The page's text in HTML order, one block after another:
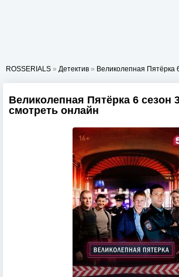
ROSSERIALS » Детектив » Великолепная Пятёрка
Великолепная Пятёрка 6 сезон
смотреть онлайн